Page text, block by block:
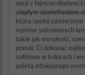
opcji z fajnymi diodami
ciepłym oświetleniem
która spełni
rozmiar potrzebnych
takie jak wysokość,
pomóc Ci dokonać
sufitowe w kolorach i
paletą istniejącego